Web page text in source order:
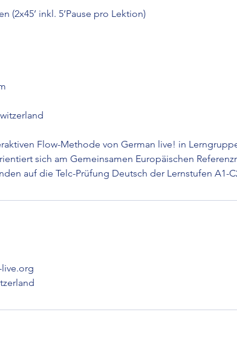
(2x45’ inkl. 5’Pause pro Lektion)
Flow-Methode von German live! in
sich am Gemeinsamen Europäischen
auf die Telc-Prüfung Deutsch der Lernstufen A1-